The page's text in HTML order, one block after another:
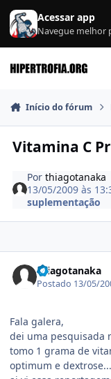
Ir para conteúdo
Acessar app
Navegue melhor
Início do fórum
Vitamina C
Porthiagotanaka
13/05/2009 às
suplementação
thiagotanaka
Postado 13/05/
Fala galera,
dei uma pesquisada
tomo 1 grama de
optimum e dextrose...